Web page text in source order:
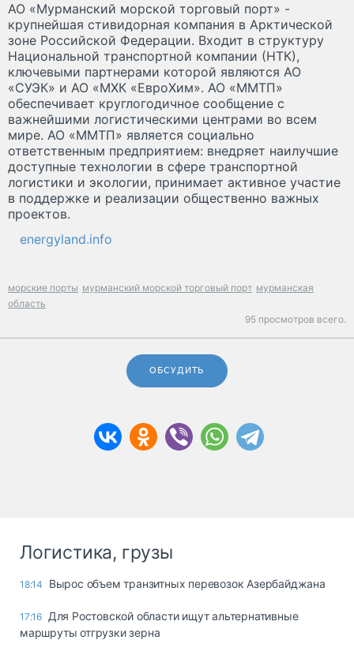
АО «Мурманский морской торговый порт» -
крупнейшая стивидорная компания в Арктической
зоне Российской Федерации. Входит в структуру
Национальной транспортной компании (НТК),
ключевыми партнерами которой являются АО
«СУЭК» и АО «МХК «ЕвроХим». АО «ММТП»
обеспечивает круглогодичное сообщение с
важнейшими логистическими центрами во всем
мире. АО «ММТП» является социально
ответственным предприятием: внедряет наилучшие
доступные технологии в сфере транспортной
логистики и экологии, принимает активное участие
в поддержке и реализации общественно важных
проектов.
energyland.info
морские порты мурманский морской торговый порт мурманская
область
95 просмотров всего.
ОБСУДИТЬ
Логистика, грузы
18:14 Вырос объем транзитных перевозок Азербайджана
17:16 Для Ростовской области ищут альтернативные
маршруты отгрузки зерна